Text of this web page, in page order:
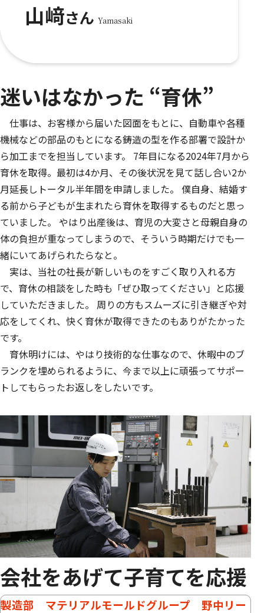
山﨑さんYamasaki
迷いはなかった “育休”
仕事は、お客様から届いた図面をもとに、自動車や各種
機械などの部品のもとになる鋳造の型を作る部署で設計か
ら加工までを担当しています。 7年目になる2024年7月から
育休を取得。最初は4か月、その後状況を見て話し合い2か
月延長しトータル半年間を申請しました。 僕自身、結婚す
る前から子どもが生まれたら育休を取得するものだと思っ
ていました。 やはり出産後は、育児の大変さと母親自身の
体の負担が重なってしまうので、そういう時期だけでも一
緒にいてあげられたらなと。
実は、当社の社長が新しいものをすごく取り入れる方
で、育休の相談をした時も「ぜひ取ってください」と応援
していただきました。 周りの方もスムーズに引き継ぎや対
応をしてくれ、快く育休が取得できたのもありがたかった
です。
育休明けには、やはり技術的な仕事なので、休暇中のブ
ランクを埋められるように、今まで以上に頑張ってサポー
トしてもらったお返しをしたいです。
会社をあげて子育てを応援
製造部 マテリアルモールドグループ 野中リー